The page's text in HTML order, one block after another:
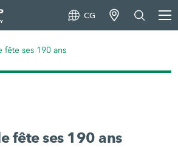
CG
fête ses 190 ans
fête ses 190 ans